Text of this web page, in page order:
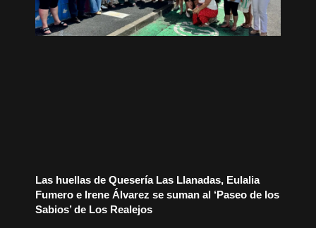
Las huellas de Quesería Las Llanadas, Eulalia
Fumero e Irene Álvarez se suman al ‘Paseo de los
Sabios’ de Los Realejos